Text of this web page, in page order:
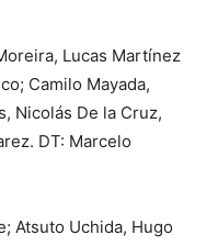
Lucas Martínez
Camilo Mayada,
Nicolás De la Cruz,
DT: Marcelo
Atsuto Uchida, Hugo